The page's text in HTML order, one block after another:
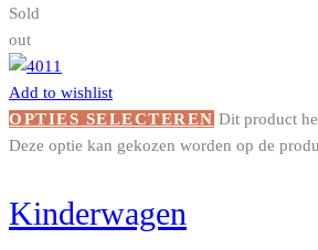
Sold
out
Add to wishlist
OPTIES SELECTEREN Dit product
Deze optie kan gekozen worden op de
Kinderwagen